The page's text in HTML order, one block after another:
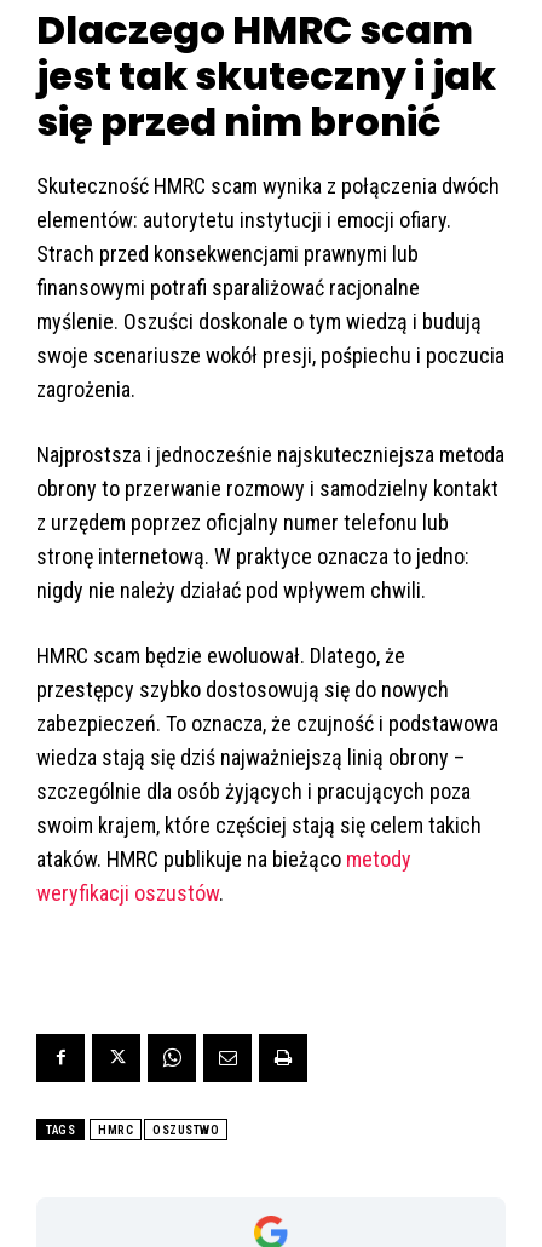
Dlaczego HMRC scam
jest tak skuteczny i jak
się przed nim bronić
Skuteczność HMRC scam wynika z połączenia dwóch
elementów: autorytetu instytucji i emocji ofiary.
Strach przed konsekwencjami prawnymi lub
finansowymi potrafi sparaliżować racjonalne
myślenie. Oszuści doskonale o tym wiedzą i budują
swoje scenariusze wokół presji, pośpiechu i poczucia
zagrożenia.
Najprostsza i jednocześnie najskuteczniejsza metoda
obrony to przerwanie rozmowy i samodzielny kontakt
z urzędem poprzez oficjalny numer telefonu lub
stronę internetową. W praktyce oznacza to jedno:
nigdy nie należy działać pod wpływem chwili.
HMRC scam będzie ewoluował. Dlatego, że
przestępcy szybko dostosowują się do nowych
zabezpieczeń. To oznacza, że czujność i podstawowa
wiedza stają się dziś najważniejszą linią obrony –
szczególnie dla osób żyjących i pracujących poza
swoim krajem, które częściej stają się celem takich
ataków. HMRC publikuje na bieżąco metody
weryfikacji oszustów.
TAGS HMRC OSZUSTWO